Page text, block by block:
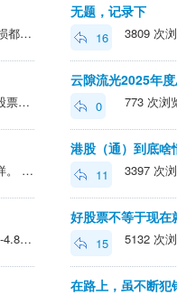
@damugua8126 >最难受的是亏冤枉钱，我有两个股票亏损都是大几百个，只能怪自己眼光差技术菜，也是认了，这次纯粹莫名其妙进去偷鸡越亏越多，纯冤枉钱！手贱烧的钱！特别郁闷。可能另一方面，长期亏损挨打，心情不好，更接受不了这种糊涂亏损，哎，越是没钱的...
转出部分之前融资账户盈利，对应亏损金额，卖掉。这个股票这到这里了，本来大赚的，最后略有盈利，一点点了。** 插入的附件 **辛辛苦苦做T，但赶上单向趋势一文不值。
清了宝丰，赔了点，花了认知费，挺好的股票怎么弄成这样。 反思反思。仓位太重了70%。不敢拿了。还上期货对冲赔了5000，一手赔这么多，期货这玩意赔钱更快呀
@树叶有砖工 >周收益 年收益 仓位 重仓一 重仓二 重仓三-4.80% -7.5% 100% 小市值前高回撤-23.92%，出坑还需涨31.45%========================================大半夜的，正在统计数据，手...
无题，记录下
16 3809 次
云隙流光2025年
0 773 次浏
港股（通）到底啥
11 3397 次
好股票不等于现在
15 5132 次
在路上，虽不断犯